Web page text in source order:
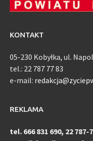
KONTAKT
05-230 Kobyłka, ul.
tel.: 22 787 77 83
e-mail:
REKLAMA
tel. 666 831 690, 22 787-